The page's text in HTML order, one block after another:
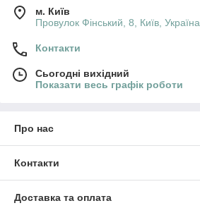
м. Київ
Провулок Фінський, 8, Київ, Україна
Контакти
Сьогодні вихідний
Показати весь графік роботи
Про нас
Контакти
Доставка та оплата